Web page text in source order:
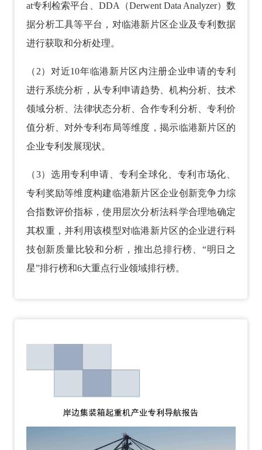
at专利检索平台、DDA（Derwent Data Analyzer）数
据分析工具等平台，对临港新片区企业及专利数据
进行获取和分析处理。
（2）对近10年临港新片区内注册企业申请的专利
进行系统分析，从专利申请趋势、机构分析、技术
领域分析、法律状态分析、合作专利分析、专利价
值分析、对外专利布局等维度，揭示临港新片区的
企业专利发展现状。
（3）选用专利申请、专利全球化、专利市场化、
专利奖励等维度构建临港新片区企业创新竞争力综
合指数评价指标，使用层次分析法科学合理地确定
其权重，并利用该模型对临港新片区的企业进行科
技创新质量比较和分析，推出总排行榜、“明日之
星”排行榜和6大重点行业领域排行榜。